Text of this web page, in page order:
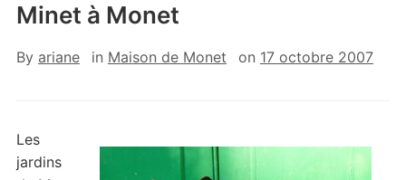
Minet à Monet
By ariane in Maison de Monet on 17 octobre 2007
Les
jardins